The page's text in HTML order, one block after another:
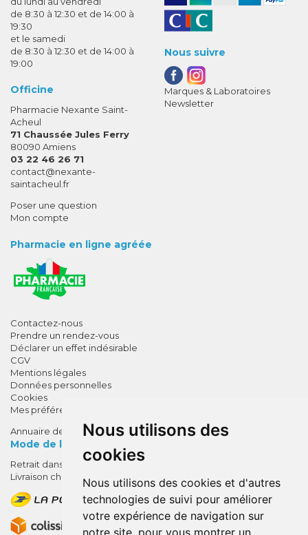
Nous utilisons des
cookies
Nous utilisons des cookies et d'autres
technologies de suivi pour améliorer
votre expérience de navigation sur
notre site, pour vous montrer un
de 8:30 à 12:30 et de 14:00 à
19:30
et le samedi
de 8:30 à 12:30 et de 14:00 à
19:00
Officine
Pharmacie Nexante Saint-
Acheul
71 Chaussée Jules Ferry
80090 Amiens
03 22 46 26 71
contact-
@-
nexante-
saintacheul.fr
Poser une question
Mon compte
Nous suivre
Marques & Laboratoires
Newsletter
Pharmacie en ligne agréée
Contactez-nous
Prendre un rendez-vous
Déclarer un effet indésirable
CGV
Mentions légales
Données personnelles
Cookies
Mes préférences Cookies
Annuaire des pharmacies
Mode de livraison
Retrait dans la pharmacie
Livraison chez vous
SUR VOTRE 1ÈRE COMMANDE*
AVEC LE CODE
BIENVENUE10